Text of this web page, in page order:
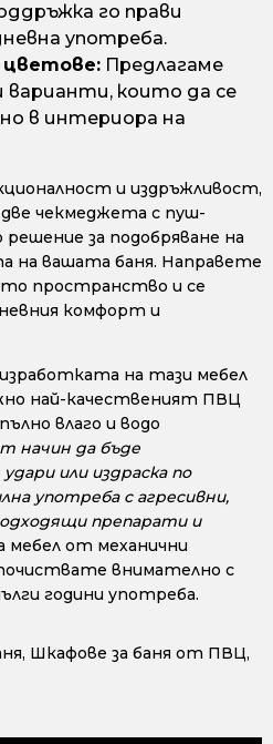
го прави
употреба.
цветове: Предлагаме
варианти, които да се
в интериора на
и издръжливост,
чекмеджета с пуш-
за подобряване на
на вашата баня. Направете
пространство и се
комфорт и
на тази мебел
най-качественият ПВЦ
влаго и водо
начин да бъде
или издраска по
употреба с агресивни,
препарати и
мебел от механични
внимателно с
години употреба.
, Шкафове за баня от ПВЦ,